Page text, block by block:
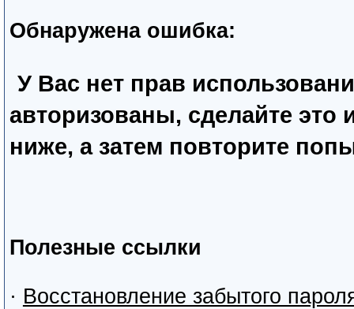
Обнаружена ошибка:
У Вас нет прав
авторизованы, сделайте это
ниже, а затем повторите
Полезные ссылки
· Восстановление забытого